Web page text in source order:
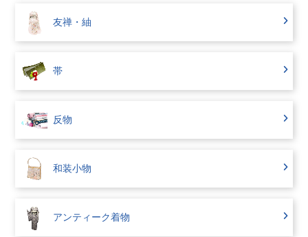
友禅・紬
帯
反物
和装小物
アンティーク着物